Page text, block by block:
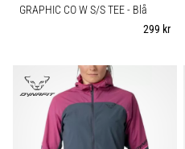
GRAPHIC CO W S/S TEE- Blå
299 kr